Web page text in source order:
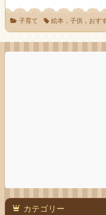
子育て 絵本，子供，おす
カテゴリー